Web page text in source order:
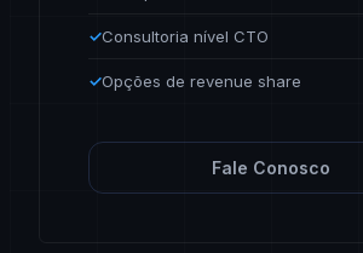
✓Consultoria nível CTO
✓Opções de revenue share
Fale Conosco